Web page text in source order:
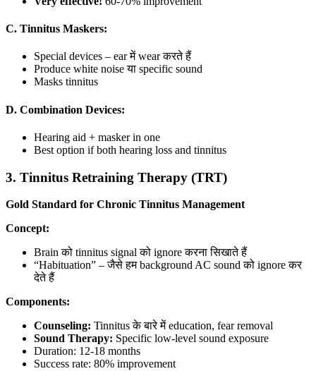
C. Tinnitus Maskers:
Special devices – ear में wear करते हैं
Produce white noise या specific sound
Masks tinnitus
D. Combination Devices:
Hearing aid + masker in one
Best option if both hearing loss and tinnitus
3. Tinnitus Retraining Therapy (TRT)
Gold Standard for Chronic Tinnitus Management
Concept:
Brain को tinnitus signal को ignore करना सिखाते हैं
“Habituation” – जैसे हम background AC sound को ignore कर
देते हैं
Components:
Counseling: Tinnitus के बारे में education, fear removal
Sound Therapy: Specific low-level sound exposure
Duration: 12-18 months
Success rate: 80% improvement